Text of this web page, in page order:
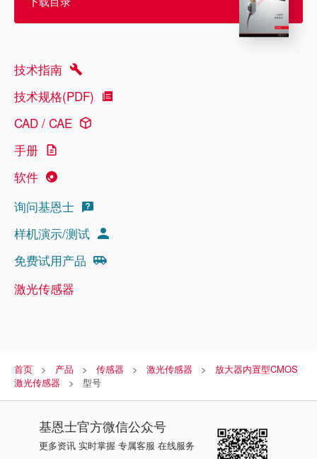
技术指南
技术规格(PDF)
CAD / CAE
手册
软件
询问基恩士
样机演示/测试
免费试用产品
激光传感器
首页 产品 传感器 激光传感器
放大器内置型CMOS
激光传感器
型号
基恩士官方微信公众号
更多资讯 实时掌握 专属客服 在线服务